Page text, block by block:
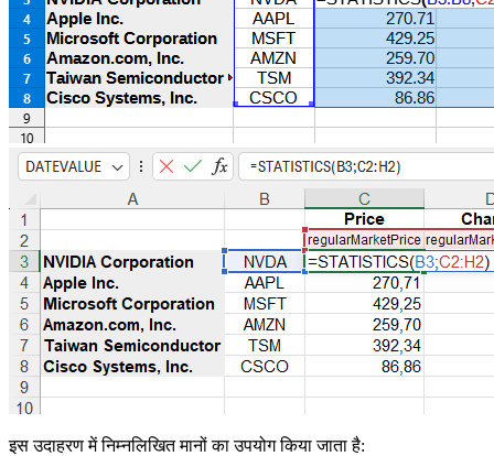
इस उदाहरण में निम्नलिखित मानों का उपयोग किया जाता है: